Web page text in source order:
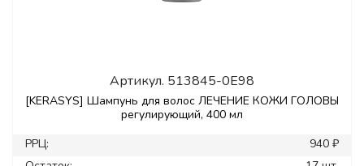
Артикул. 513845-0E98
[KERASYS] Шампунь для волос ЛЕЧЕНИЕ КОЖИ ГОЛОВЫ
регулирующий, 400 мл
РРЦ:
940 ₽